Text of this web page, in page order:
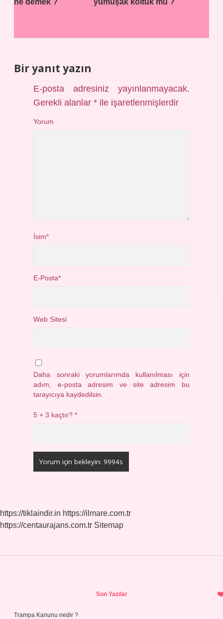
ne demek ? yumuşak koltuk mu ?
Bir yanıt yazın
E-posta adresiniz yayınlanmayacak.
Gerekli alanlar* ile işaretlenmişlerdir
Yorum
İsim*
E-Posta*
Web Sitesi
Daha sonraki yorumlarımda kullanılması için
adım, e-posta adresim ve site adresim bu
tarayıcıya kaydedilsin.
5 + 3 kaçtır?*
https://tiklaindir.in https://ilmare.com.tr
https://centaurajans.com.tr Sitemap
Son Yazılar
Trampa Kanunu nedir ?